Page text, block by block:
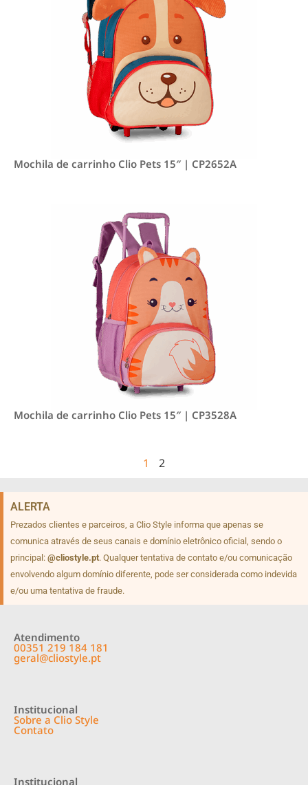
Mochila de carrinho Clio Pets 15″ | CP2652A
Mochila de carrinho Clio Pets 15″ | CP3528A
1 2
ALERTA
Prezados clientes e parceiros, a Clio Style informa que apenas se
comunica através de seus canais e domínio eletrônico oficial, sendo o
principal: @cliostyle.pt. Qualquer tentativa de contato e/ou comunicação
envolvendo algum domínio diferente, pode ser considerada como indevida
e/ou uma tentativa de fraude.
Atendimento
00351 219 184 181
geral@cliostyle.pt
Institucional
Sobre a Clio Style
Contato
Institucional